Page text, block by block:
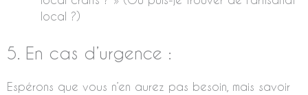
local ?)
5. En cas d’urgence :
Espérons que vous n’en aurez pas besoin, mais savoir